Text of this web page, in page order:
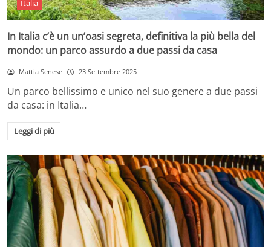
Italia
In Italia c’è un un’oasi segreta, definitiva la più bella del
mondo: un parco assurdo a due passi da casa
Mattia Senese 23 Settembre 2025
Un parco bellissimo e unico nel suo genere a due passi
da casa: in Italia…
Leggi di più